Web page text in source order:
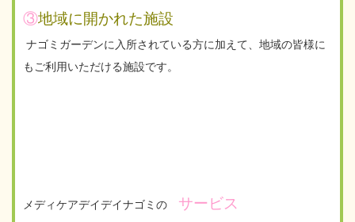
③地域に開かれた施設
ナゴミガーデンに入所されている方に加えて、地域の皆様に
もご利用いただける施設です。
メディケアデイデイナゴミの サービス